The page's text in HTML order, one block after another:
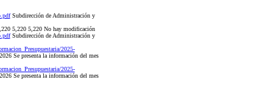
Subdirección de Administración y
5,220 5,220 No hay modificación
Subdirección de Administración y
2025-
Se presenta la información del mes
2025-
Se presenta la información del mes